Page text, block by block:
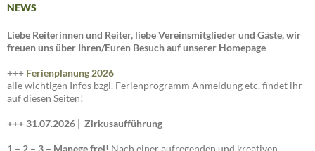
NEWS
Liebe Reiterinnen und Reiter, liebe Vereinsmitglieder und Gäste, wir
freuen uns über Ihren/Euren Besuch auf unserer Homepage
+++ Ferienplanung 2026
alle wichtigen Infos bzgl. Ferienprogramm Anmeldung etc. findet ihr
auf diesen Seiten!
+++ 31.07.2026 | Zirkusaufführung
1 – 2 – 3 – Manege frei! Nach einer aufregenden und kreativen